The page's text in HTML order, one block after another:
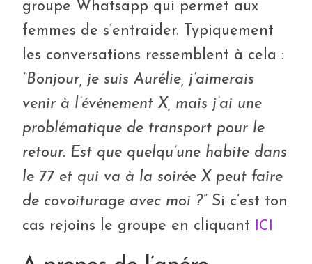
groupe Whatsapp qui permet aux
femmes de s’entraider. Typiquement
les conversations ressemblent à cela :
“Bonjour, je suis Aurélie, j’aimerais
venir à l’événement X, mais j’ai une
problématique de transport pour le
retour. Est que quelqu’une habite dans
le 77 et qui va à la soirée X peut faire
de covoiturage avec moi ?” Si c’est ton
cas rejoins le groupe en cliquant ICI